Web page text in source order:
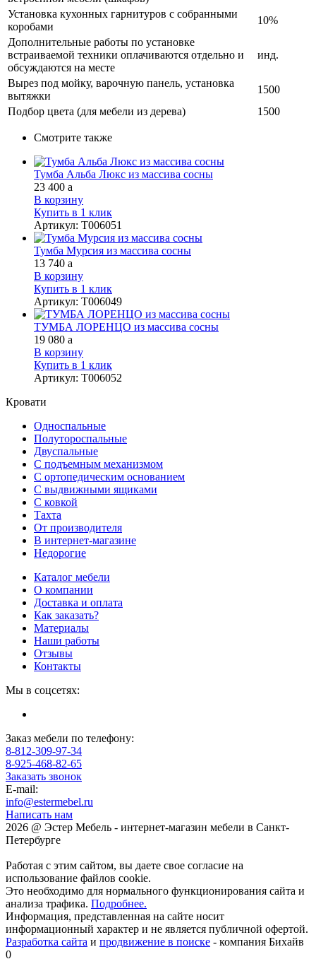
Установка кухонных гарнитуров с собранными
коробами
10%
Дополнительные работы по установке
встраиваемой техники оплачиваются отдельно и
обсуждаются на месте
инд.
Вырез под мойку, варочную панель, установка
вытяжки
1500
Подбор цвета (для мебели из дерева)
1500
Смотрите также
Тумба Альба Люкс из массива сосны
23 400 a
В корзину
Купить в 1 клик
Артикул: Т006051
Тумба Мурсия из массива сосны
13 740 a
В корзину
Купить в 1 клик
Артикул: Т006049
ТУМБА ЛОРЕНЦО из массива сосны
19 080 a
В корзину
Купить в 1 клик
Артикул: Т006052
Кровати
Односпальные
Полутороспальные
Двуспальные
С подъемным механизмом
С ортопедическим основанием
С выдвижными ящиками
С ковкой
Тахта
От производителя
В интернет-магазине
Недорогие
Каталог мебели
О компании
Доставка и оплата
Как заказать?
Материалы
Наши работы
Отзывы
Контакты
Мы в соцсетях:
Заказ мебели по телефону:
8-812-309-97-34
8-925-468-82-65
Заказать звонок
E-mail:
info@estermebel.ru
Написать нам
2026 @ Эстер Мебель - интернет-магазин мебели в Санкт-
Петербурге
Работая с этим сайтом, вы даете свое согласие на
использование файлов cookie.
Это необходимо для нормального функционирования сайта и
анализа трафика. Подробнее.
Информация, представленная на сайте носит
информационный характер и не является публичной офертой.
Разработка сайта и продвижение в поиске - компания Бихайв
0